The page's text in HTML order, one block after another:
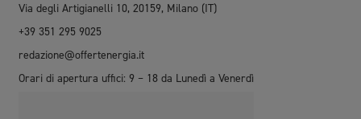
Via degli Artigianelli 10, 20159, Milano (IT)
+39 351 295 9025
redazione@offertenergia.it
Orari di apertura uffici: 9 – 18 da Lunedì a Venerdì